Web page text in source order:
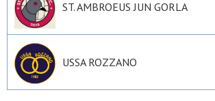
ST. AMBROEUS JUN GORLA
USSA ROZZANO